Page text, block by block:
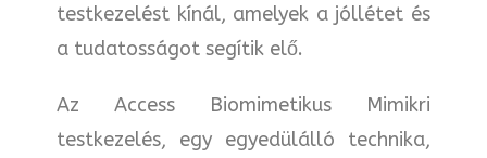
testkezelést kínál, amelyek a jóllétet és
a tudatosságot segítik elő.
Az Access Biomimetikus Mimikri
testkezelés, egy egyedülálló technika,